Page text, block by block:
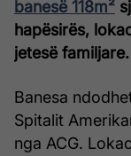
banesë 118m²
hapësirës,
jetesë familjare.
Banesa
Spitalit
nga ACG.